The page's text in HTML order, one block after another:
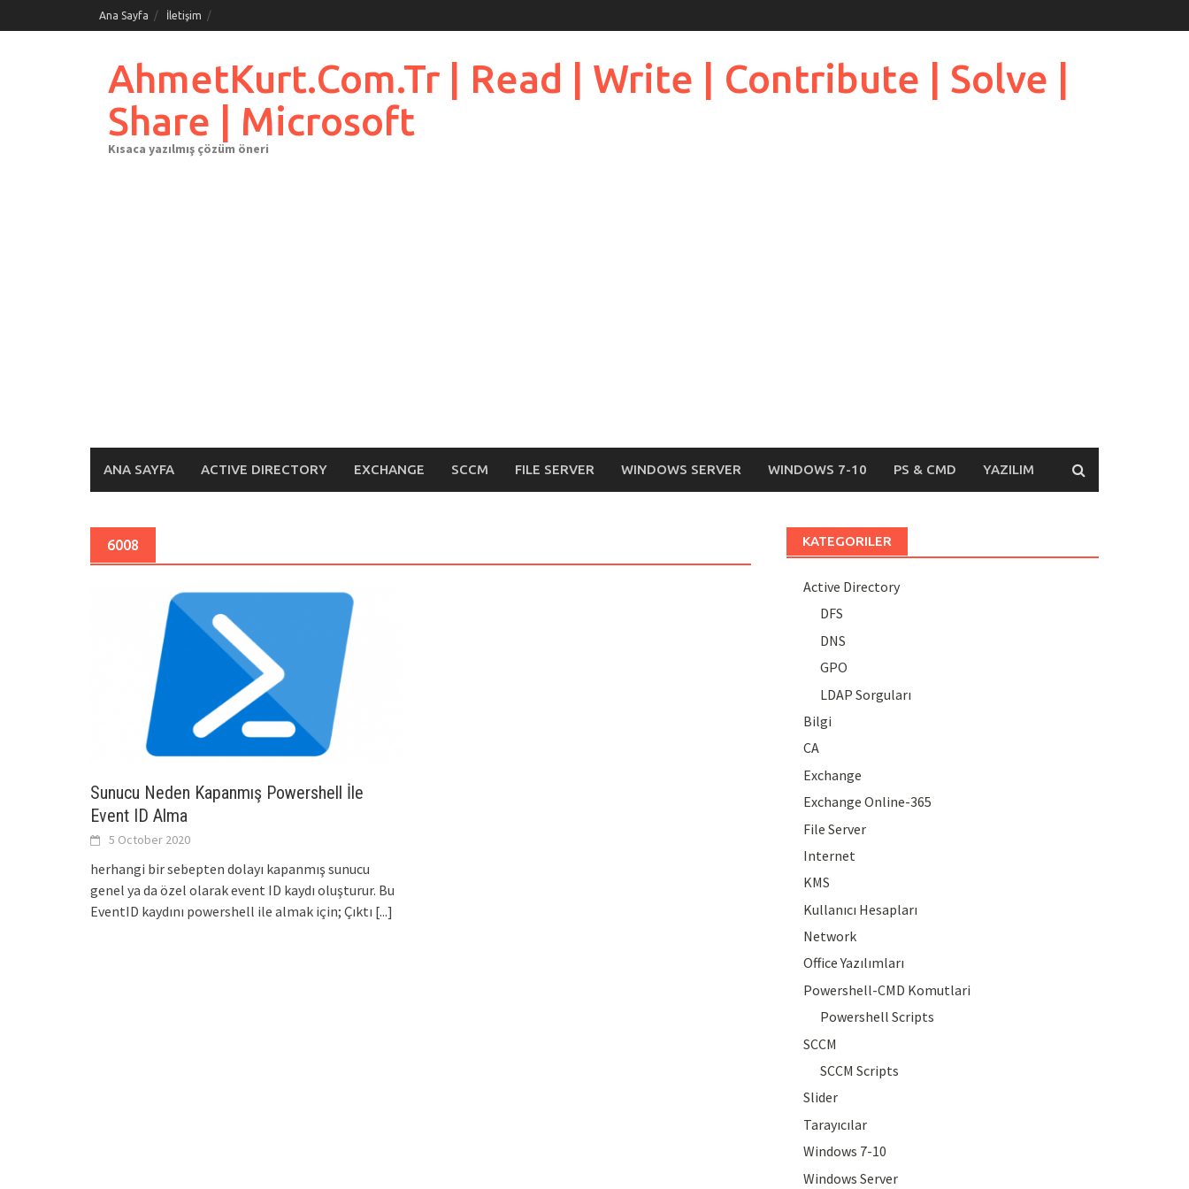
to
Ana Sayfa İletişim
AhmetKurt.Com.Tr | Read | Write | Contribute | Solve |
Share | Microsoft
Kısaca yazılmış çözüm öneri
ANA SAYFA ACTIVE DIRECTORY EXCHANGE SCCM FILE SERVER WINDOWS SERVER WINDOWS 7-10 PS & CMD YAZILIM
6008
Sunucu Neden Kapanmış Powershell İle
Event ID Alma
5 October 2020
herhangi bir sebepten dolayı kapanmış sunucu
genel ya da özel olarak event ID kaydı oluşturur. Bu
EventID kaydını powershell ile almak için; Çıktı [...]
KATEGORILER
Active Directory
DFS
DNS
GPO
LDAP Sorguları
Bilgi
CA
Exchange
Exchange Online-365
File Server
Internet
KMS
Kullanıcı Hesapları
Network
Office Yazılımları
Powershell-CMD Komutlari
Powershell Scripts
SCCM
SCCM Scripts
Slider
Tarayıcılar
Windows 7-10
Windows Server